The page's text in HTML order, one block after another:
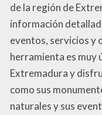
de la región de
información
eventos, servicios y
herramienta es muy
Extremadura y
como sus
naturales y sus